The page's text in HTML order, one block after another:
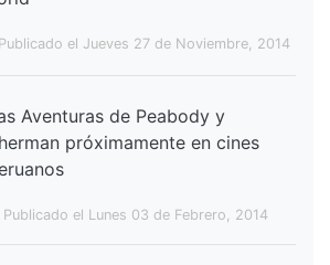
el Jueves 27 de Noviembre, 2014
Aventuras de Peabody y
próximamente en cines
Publicado el Lunes 03 de Febrero, 2014